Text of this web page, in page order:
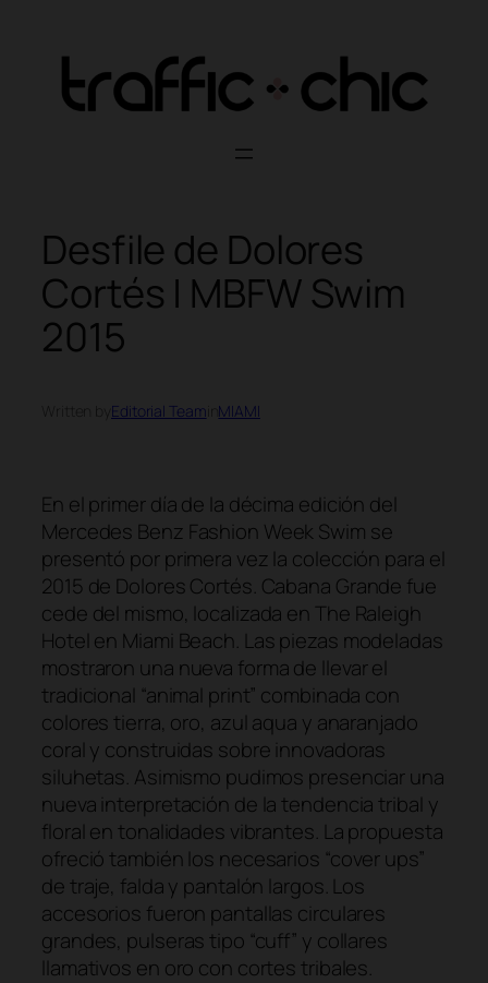
content
Desfile de Dolores
Cortés | MBFW Swim
2015
Editorial Team MIAMI
En el primer día de la décima edición del
Mercedes Benz Fashion Week Swim se
presentó por primera vez la colección para el
2015 de Dolores Cortés. Cabana Grande fue
cede del mismo, localizada en The Raleigh
Hotel en Miami Beach. Las piezas modeladas
mostraron una nueva forma de llevar el
tradicional “animal print” combinada con
colores tierra, oro, azul aqua y anaranjado
coral y construidas sobre innovadoras
siluhetas. Asimismo pudimos presenciar una
nueva interpretación de la tendencia tribal y
floral en tonalidades vibrantes. La propuesta
ofreció también los necesarios “cover ups”
de traje, falda y pantalón largos. Los
accesorios fueron pantallas circulares
grandes, pulseras tipo “cuff” y collares
llamativos en oro con cortes tribales.